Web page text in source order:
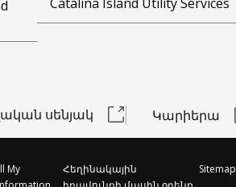
սենյակ Կարիերա
My
Հեղինակային
Sitemap